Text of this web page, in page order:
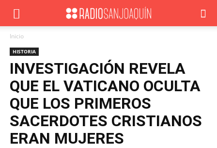
Inicio
HISTORIA
INVESTIGACIÓN REVELA
QUE EL VATICANO OCULTA
QUE LOS PRIMEROS
SACERDOTES CRISTIANOS
ERAN MUJERES